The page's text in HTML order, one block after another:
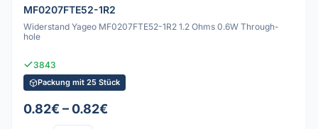
MF0207FTE52-1R2
Widerstand Yageo MF0207FTE52-1R2 1.2 Ohms 0.6W Through-
hole
3843
Packung mit 25 Stück
0.82€ – 0.82€